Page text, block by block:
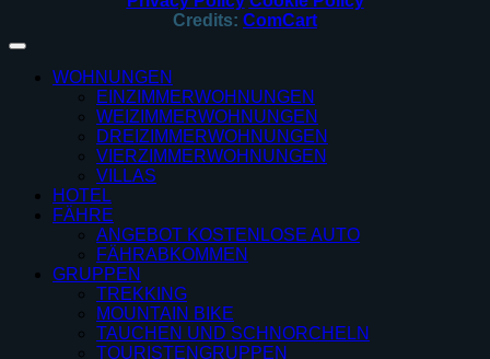
Credits: ComCart
WOHNUNGEN
EINZIMMERWOHNUNGEN
WEIZIMMERWOHNUNGEN
DREIZIMMERWOHNUNGEN
VIERZIMMERWOHNUNGEN
VILLAS
HOTEL
FÄHRE
ANGEBOT KOSTENLOSE AUTO
FÄHRABKOMMEN
GRUPPEN
TREKKING
MOUNTAIN BIKE
TAUCHEN UND SCHNORCHELN
TOURISTENGRUPPEN